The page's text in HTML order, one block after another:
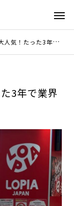
年で業界2位に！成功の理由は？
3年で業界